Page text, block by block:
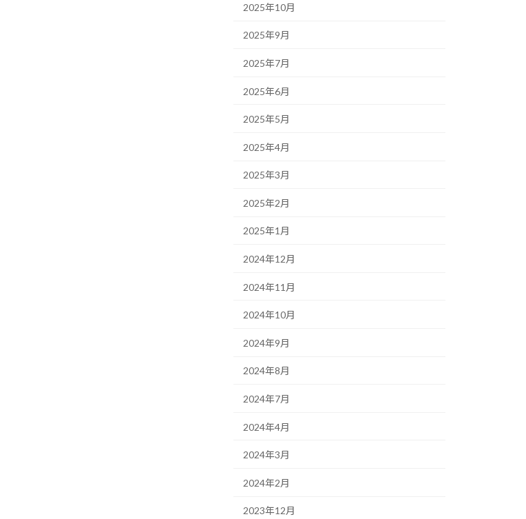
2025年10月
2025年9月
2025年7月
2025年6月
2025年5月
2025年4月
2025年3月
2025年2月
2025年1月
2024年12月
2024年11月
2024年10月
2024年9月
2024年8月
2024年7月
2024年4月
2024年3月
2024年2月
2023年12月